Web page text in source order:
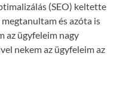
(SEO) keltette
és azóta is
az ügyfeleim nagy
nekem az ügyfeleim az